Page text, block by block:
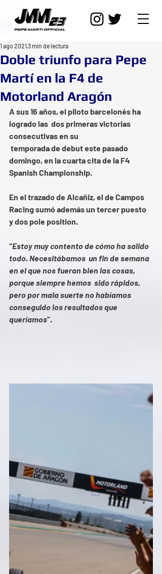
Doble triunfo para Pepe
Martí en la F4 de
Motorland Aragón
1 ago 20213 min de lectura
A sus 16 años, el piloto barcelonés ha
logrado las  dos primeras victorias
consecutivas en su
domingo, en la cuarta cita de la F4
Spanish Championship.
En el trazado de Alcañiz, el de Campos
Racing sumó además un tercer puesto
y dos pole position.
“Estoy muy contento de cómo ha salido
todo. Necesitábamos  un fin de semana
en el que nos fueran bien las cosas,
porque siempre hemos  sido rápidos,
pero por mala suerte no habíamos
conseguido los resultados que
queríamos”.